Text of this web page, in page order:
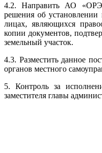
4.2. Направить АО
решения об установлении
лицах, являющихся
копии документов,
земельный участок.
4.3. Разместить данное
органов местного
5. Контроль за
заместителя главы